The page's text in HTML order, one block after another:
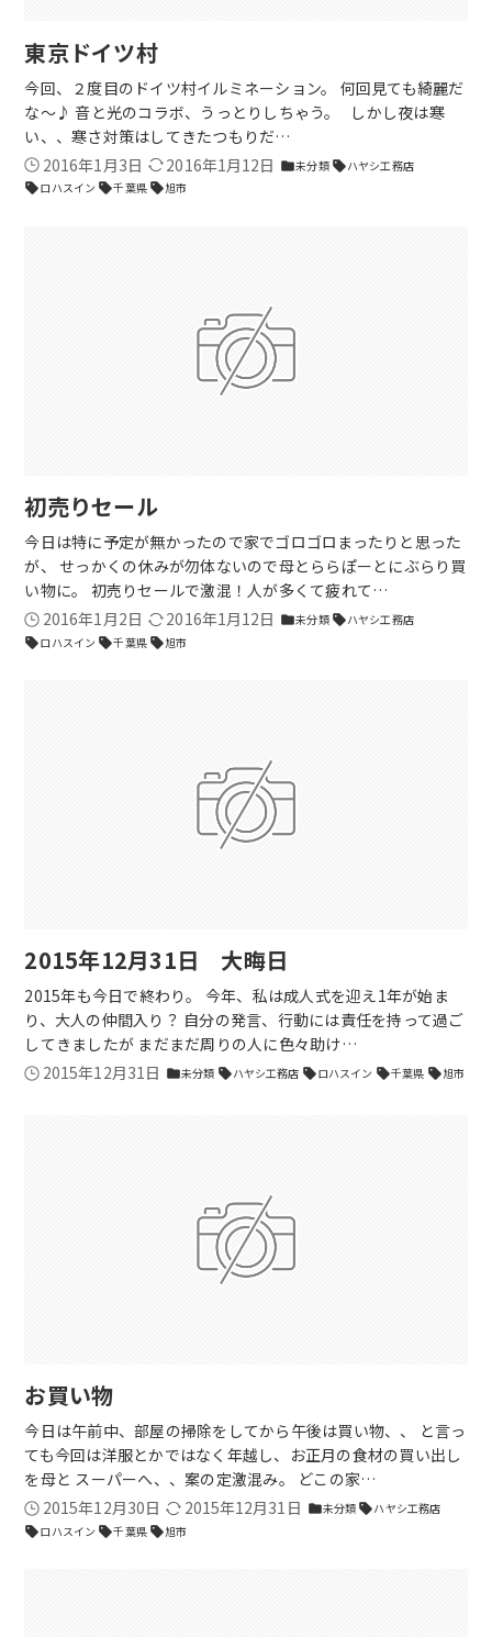
東京ドイツ村
今回、２度目のドイツ村イルミネーション。 何回見ても綺麗だ
な～♪ 音と光のコラボ、うっとりしちゃう。 しかし夜は寒
い、、寒さ対策はしてきたつもりだ…
2016年1月3日
2016年1月12日 folder未分類 sellハヤシ工務店
sellロハスイン sell千葉県 sell旭市
初売りセール
今日は特に予定が無かったので家でゴロゴロまったりと思った
が、 せっかくの休みが勿体ないので母とららぽーとにぶらり買
い物に。 初売りセールで激混！人が多くて疲れて…
2016年1月2日
2016年1月12日 folder未分類 sellハヤシ工務店
sellロハスイン sell千葉県 sell旭市
2015年12月31日 大晦日
2015年も今日で終わり。 今年、私は成人式を迎え1年が始ま
り、大人の仲間入り？ 自分の発言、行動には責任を持って過ご
してきましたが まだまだ周りの人に色々助け…
2015年12月31日 folder未分類 sellハヤシ工務店 sellロハスイン sell千葉県 sell旭市
お買い物
今日は午前中、部屋の掃除をしてから午後は買い物、、 と言っ
ても今回は洋服とかではなく年越し、お正月の食材の買い出し
を母と スーパーへ、、案の定激混み。 どこの家…
2015年12月30日
2015年12月31日 folder未分類 sellハヤシ工務店
sellロハスイン sell千葉県 sell旭市